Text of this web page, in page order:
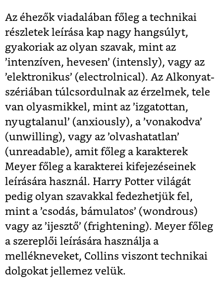
Az éhezők viadalában főleg a technikai
részletek leírása kap nagy hangsúlyt,
gyakoriak az olyan szavak, mint az
’intenzíven, hevesen’ (intensly), vagy az
’elektronikus’ (electrolnical). Az Alkonyat-
szériában túlcsordulnak az érzelmek, tele
van olyasmikkel, mint az ’izgatottan,
nyugtalanul’ (anxiously), a ’vonakodva’
(unwilling), vagy az ’olvashatatlan’
(unreadable), amit főleg a karakterek
Meyer főleg a karakterei kifejezéseinek
leírására használ. Harry Potter világát
pedig olyan szavakkal fedezhetjük fel,
mint a ’csodás, bámulatos’ (wondrous)
vagy az ’ijesztő’ (frightening). Meyer főleg
a szereplői leírására használja a
mellékneveket, Collins viszont technikai
dolgokat jellemez velük.